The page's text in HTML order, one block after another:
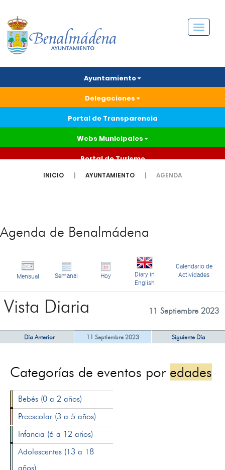
Menú
Ayuntamiento
Delegaciones
Portal de Transparencia
Webs Municipales
Portal de Turismo
INICIO AYUNTAMIENTO AGENDA
Agenda de Benalmádena
Mensual Semanal Hoy
Diary in
English
Calendario de
Actividades
Vista Diaria 11 Septiembre 2023
Día Anterior 11 Septiembre 2023 Siguiente Día
Categorías de eventos por edades
Bebés (0 a 2 años)
Preescolar (3 a 5 años)
Infancia (6 a 12 años)
Adolescentes (13 a 18
años)